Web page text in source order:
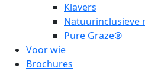
Klavers
Natuurinclusieve
Pure Graze®
Voor wie
Brochures